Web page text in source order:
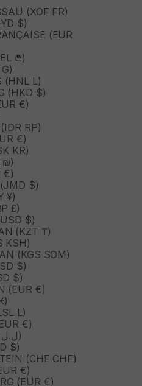
(XOF FR)
$)
(EUR
₾)
(HNL L)
(HKD $)
€)
RP)
€)
KR)
₪)
€)
$)
¥)
£)
$)
(KZT ₸)
KSH)
(KGS SOM)
$)
$)
(EUR €)
L)
€)
LIBAN (LBP ل.ل)
$)
(CHF CHF)
€)
(EUR €)